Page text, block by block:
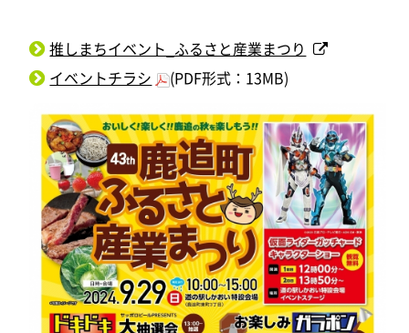
推しまちイベント_ふるさと産業まつり
イベントチラシ
(PDF形式：13MB)